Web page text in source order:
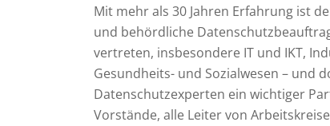
Mit mehr als 30 Jahren Erfahrung ist
und behördliche
vertreten, insbesondere IT und IKT,
Gesundheits- und Sozialwesen –
Datenschutzexperten ein wichtiger
Vorstände, alle Leiter von